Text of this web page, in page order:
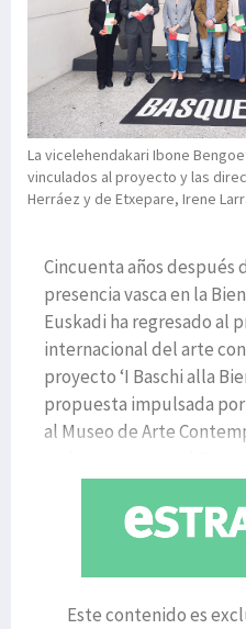
La vicelehendakari Ibone
vinculados al proyecto y las
Herráez y de Etxepare, Irene
Cincuenta años después
presencia vasca en la
Euskadi ha regresado al
internacional del arte
proyecto ‘I Baschi alla
propuesta impulsada
al Museo de Arte
Este contenido es